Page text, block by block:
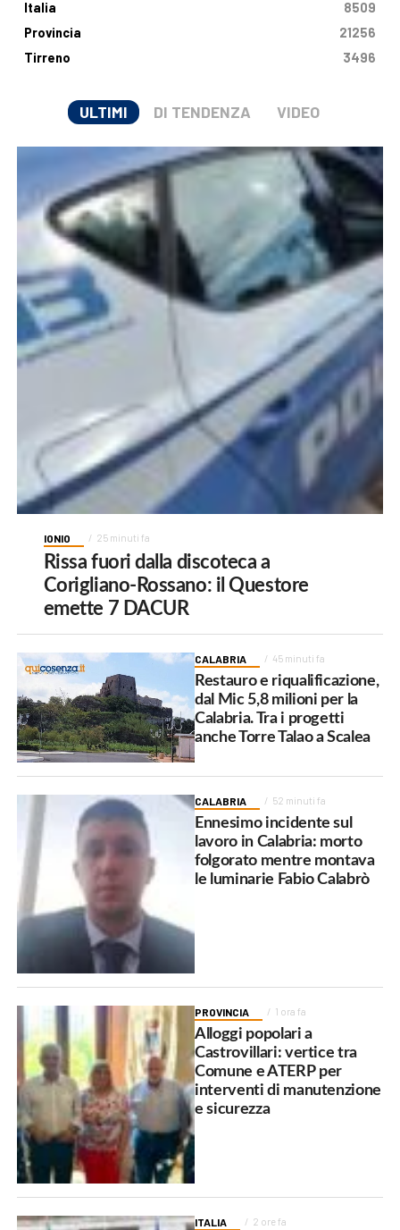
Italia
8509
Provincia
21256
Tirreno
3496
ULTIMI DI TENDENZA VIDEO
IONIO 25 minuti fa
Rissa fuori dalla discoteca a
Corigliano-Rossano: il Questore
emette 7 DACUR
CALABRIA 45 minuti fa
Restauro e riqualificazione,
dal Mic 5,8 milioni per la
Calabria. Tra i progetti
anche Torre Talao a Scalea
CALABRIA 52 minuti fa
Ennesimo incidente sul
lavoro in Calabria: morto
folgorato mentre montava
le luminarie Fabio Calabrò
PROVINCIA 1 ora fa
Alloggi popolari a
Castrovillari: vertice tra
Comune e ATERP per
interventi di manutenzione
e sicurezza
ITALIA 2 ore fa